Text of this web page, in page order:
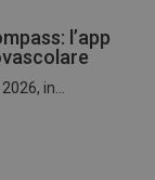
l’app
in...